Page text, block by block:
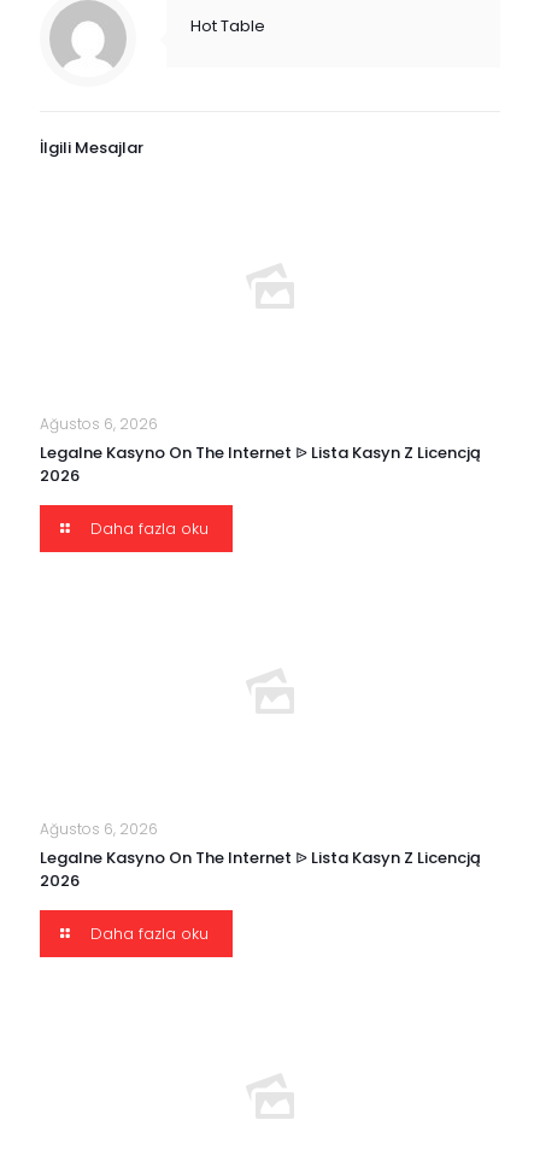
Hot Table
İlgili Mesajlar
Ağustos 6, 2026
Legalne Kasyno On The Internet ᐉ Lista Kasyn Z Licencją
2026
Daha fazla oku
Ağustos 6, 2026
Legalne Kasyno On The Internet ᐉ Lista Kasyn Z Licencją
2026
Daha fazla oku